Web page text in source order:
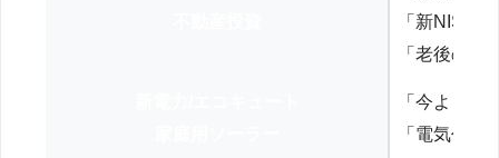
「新NISA
「老後の
「今より
「電気代を